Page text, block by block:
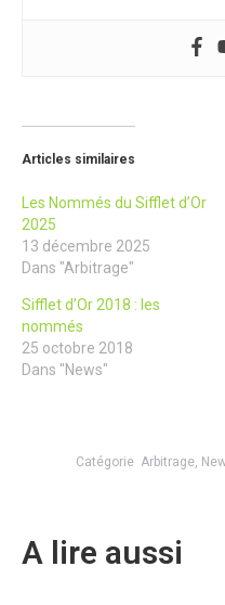
Articles similaires
Les Nommés du Sifflet d’Or
2025
13 décembre 2025
Dans "Arbitrage"
Sifflet d’Or 2018 : les
nommés
25 octobre 2018
Dans "News"
Catégorie Arbitrage,
A lire aussi